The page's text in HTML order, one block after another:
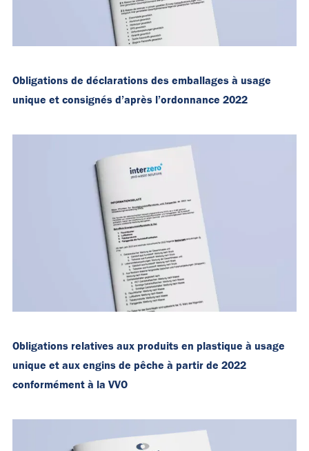
Obligations de déclarations des emballages à usage
unique et consignés d’après l’ordonnance 2022
Obligations relatives aux produits en plastique à usage
unique et aux engins de pêche à partir de 2022
conformément à la VVO